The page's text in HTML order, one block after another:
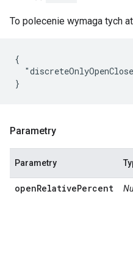
To polecenie wymaga tych
{
Parametry
Parametry
openRelativePercent